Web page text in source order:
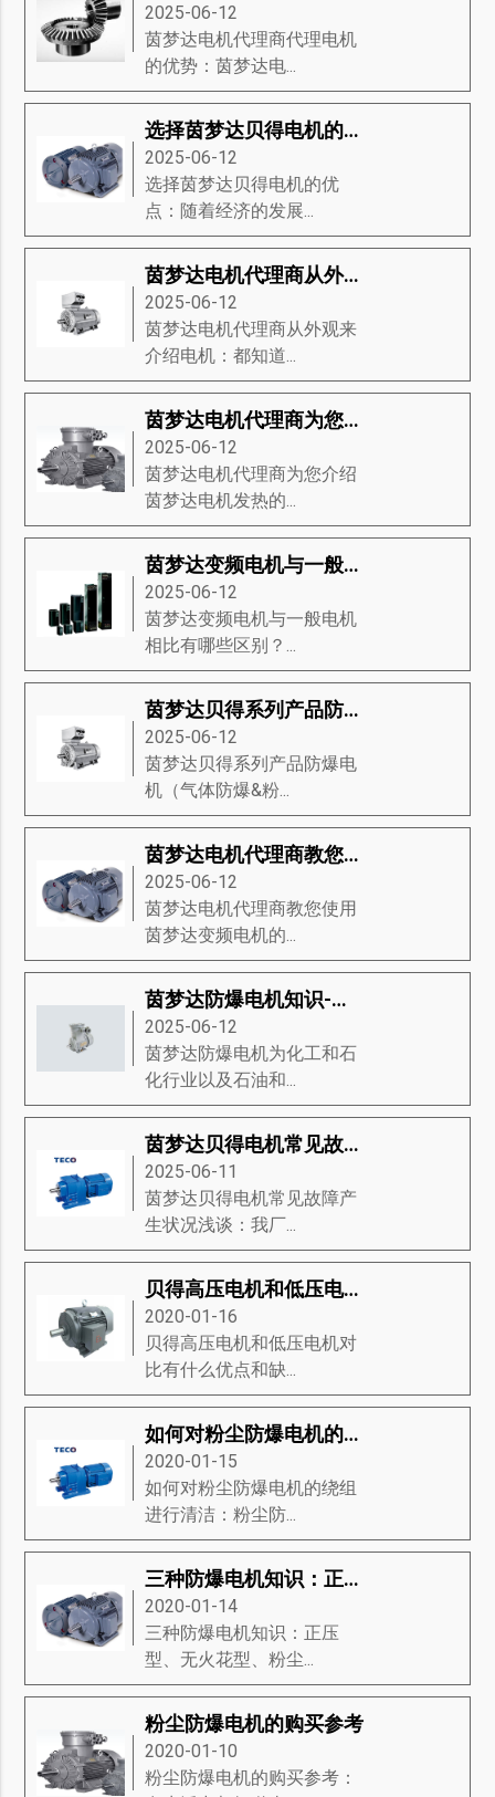
2025-06-12
茵梦达电机代理商代理电机
的优势：茵梦达电...
选择茵梦达贝得电机的优点
2025-06-12
选择茵梦达贝得电机的优
点：随着经济的发展...
茵梦达电机代理商从外观来介绍电机
2025-06-12
茵梦达电机代理商从外观来
介绍电机：都知道...
茵梦达电机代理商为您介绍茵梦达电机发热的22条原因
2025-06-12
茵梦达电机代理商为您介绍
茵梦达电机发热的...
茵梦达变频电机与一般电机相比有哪些区别？
2025-06-12
茵梦达变频电机与一般电机
相比有哪些区别？...
茵梦达贝得系列产品防爆电机（气体防爆&粉尘防爆电机）
2025-06-12
茵梦达贝得系列产品防爆电
机（气体防爆&粉...
茵梦达电机代理商教您使用茵梦达变频电机的应用方法手册
2025-06-12
茵梦达电机代理商教您使用
茵梦达变频电机的...
茵梦达防爆电机知识-茵梦达防爆电机的经济、生态驱动、设计等知识详解
2025-06-12
茵梦达防爆电机为化工和石
化行业以及石油和...
茵梦达贝得电机常见故障产生状况浅谈
2025-06-11
茵梦达贝得电机常见故障产
生状况浅谈：我厂...
贝得高压电机和低压电机对比有什么优点和缺点？
2020-01-16
贝得高压电机和低压电机对
比有什么优点和缺...
如何对粉尘防爆电机的绕组进行清洁
2020-01-15
如何对粉尘防爆电机的绕组
进行清洁：粉尘防...
三种防爆电机知识：正压型、无火花型、粉尘防爆电机
2020-01-14
三种防爆电机知识：正压
型、无火花型、粉尘...
粉尘防爆电机的购买参考
2020-01-10
粉尘防爆电机的购买参考：